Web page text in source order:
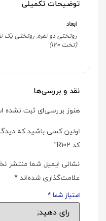
توضیحات تکمیلی
ابعاد
روتختی دو نفره, روتختی یک
(تخت 120)
نقد و بررسی‌ها
هنوز بررسی‌ای ثبت نشده
اولین کسی باشید که
کد R102”
نشانی ایمیل شما منتشر
علامت‌گذاری شده‌اند *
امتیاز شما*